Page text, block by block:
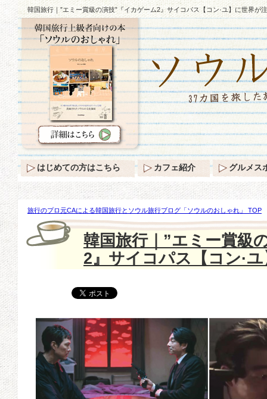
韓国旅行｜”エミー賞級の演技”『イカゲーム2』サイコパス【コン·ユ】に世界が
旅行のプロ元CAによる韓国旅行とソウル旅行ブログ「ソウルのおしゃれ」 TOP
ミー賞級の演技”『イカゲーム2』サイコパス【コン·ユ】に世界が注目♪
韓国旅行｜”エミー賞級
2』サイコパス【コン·
はじめての方はこちら カフェ紹介 グルメス